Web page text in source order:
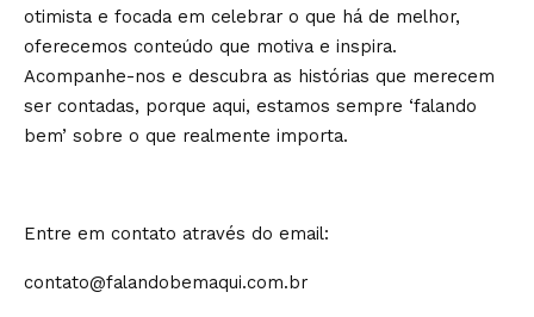
otimista e focada em celebrar o que há de melhor,
oferecemos conteúdo que motiva e inspira.
Acompanhe-nos e descubra as histórias que merecem
ser contadas, porque aqui, estamos sempre ‘falando
bem’ sobre o que realmente importa.
Entre em contato através do email:
contato@falandobemaqui.com.br